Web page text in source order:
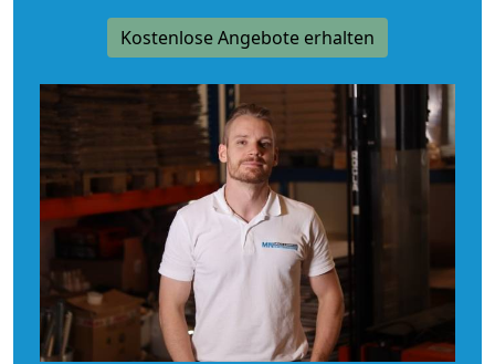
Kostenlose Angebote erhalten